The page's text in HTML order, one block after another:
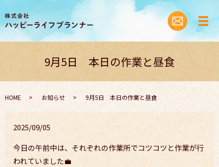
9月5日 本日の作業と昼食
HOME お知らせ 9月5日 本日の作業と昼食
2025/09/05
今日の午前中は、それぞれの作業所でコツコツと作業が行
われていました💼